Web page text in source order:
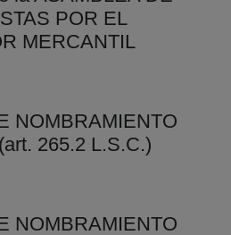
POR EL
MERCANTIL
NOMBRAMIENTO
265.2 L.S.C.)
NOMBRAMIENTO